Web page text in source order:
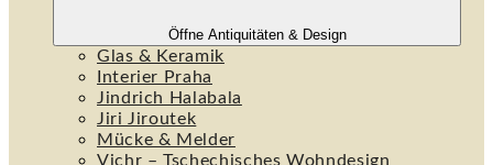
Öffne Antiquitäten & Design
Glas & Keramik
Interier Praha
Jindrich Halabala
Jiri Jiroutek
Mücke & Melder
Vichr – Tschechisches Wohndesign